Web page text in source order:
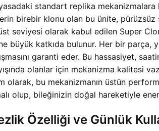
standart replika
birebir klonu olan bu ünite,
seviyesi olarak kabul edilen Super
büyük katkıda bulunur. Her bir
garanti eder. Bu hassasiyet,
olanlar için mekanizma kalitesi
olarak, bu mekanizmanın üstün
olup, bileğinizin doğal hareketiyle
Özelliği ve Günlük